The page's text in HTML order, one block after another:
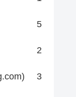
5
2
3